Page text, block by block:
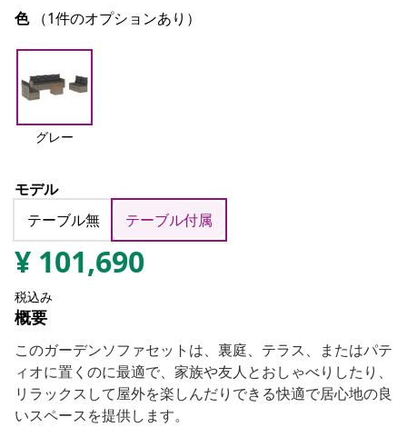
色 （1件のオプションあり）
グレー
モデル
テーブル無
テーブル付属
¥ 101,690
税込み
概要
このガーデンソファセットは、裏庭、テラス、またはパテ
ィオに置くのに最適で、家族や友人とおしゃべりしたり、
リラックスして屋外を楽しんだりできる快適で居心地の良
いスペースを提供します。